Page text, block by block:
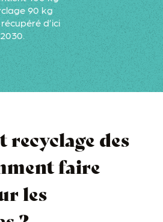
90 kg
d’ici
recyclage des
faire
les